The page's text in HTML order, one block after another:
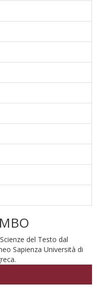
del Testo dal
Sapienza Università di